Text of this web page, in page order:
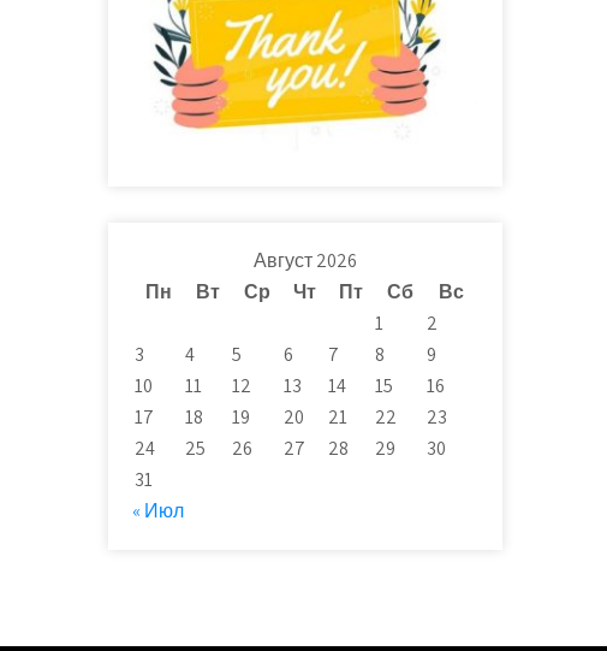
Август 2026
Пн
Вт Ср Чт Пт Сб
Вс
1
2
3
4 5 6 7 8
9
10
11 12 13 14 15
16
17
18 19 20 21 22
23
24
25 26 27 28 29
30
31
« Июл